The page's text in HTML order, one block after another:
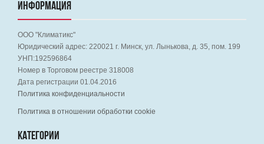
ИНФОРМАЦИЯ
ООО "Климатикс"
Юридический адрес: 220021 г. Минск, ул. Лынькова, д. 35, пом. 199
УНП:192596864
Номер в Торговом реестре 318008
Дата регистрации 01.04.2016
Политика конфиденциальности
Политика в отношении обработки cookie
КАТЕГОРИИ